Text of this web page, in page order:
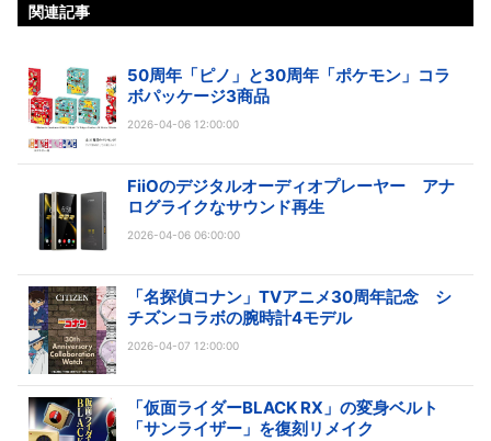
関連記事
50周年「ピノ」と30周年「ポケモン」コラ
ボパッケージ3商品
2026-04-06 12:00:00
FiiOのデジタルオーディオプレーヤー アナ
ログライクなサウンド再生
2026-04-06 06:00:00
「名探偵コナン」TVアニメ30周年記念 シ
チズンコラボの腕時計4モデル
2026-04-07 12:00:00
「仮面ライダーBLACK RX」の変身ベルト
「サンライザー」を復刻リメイク